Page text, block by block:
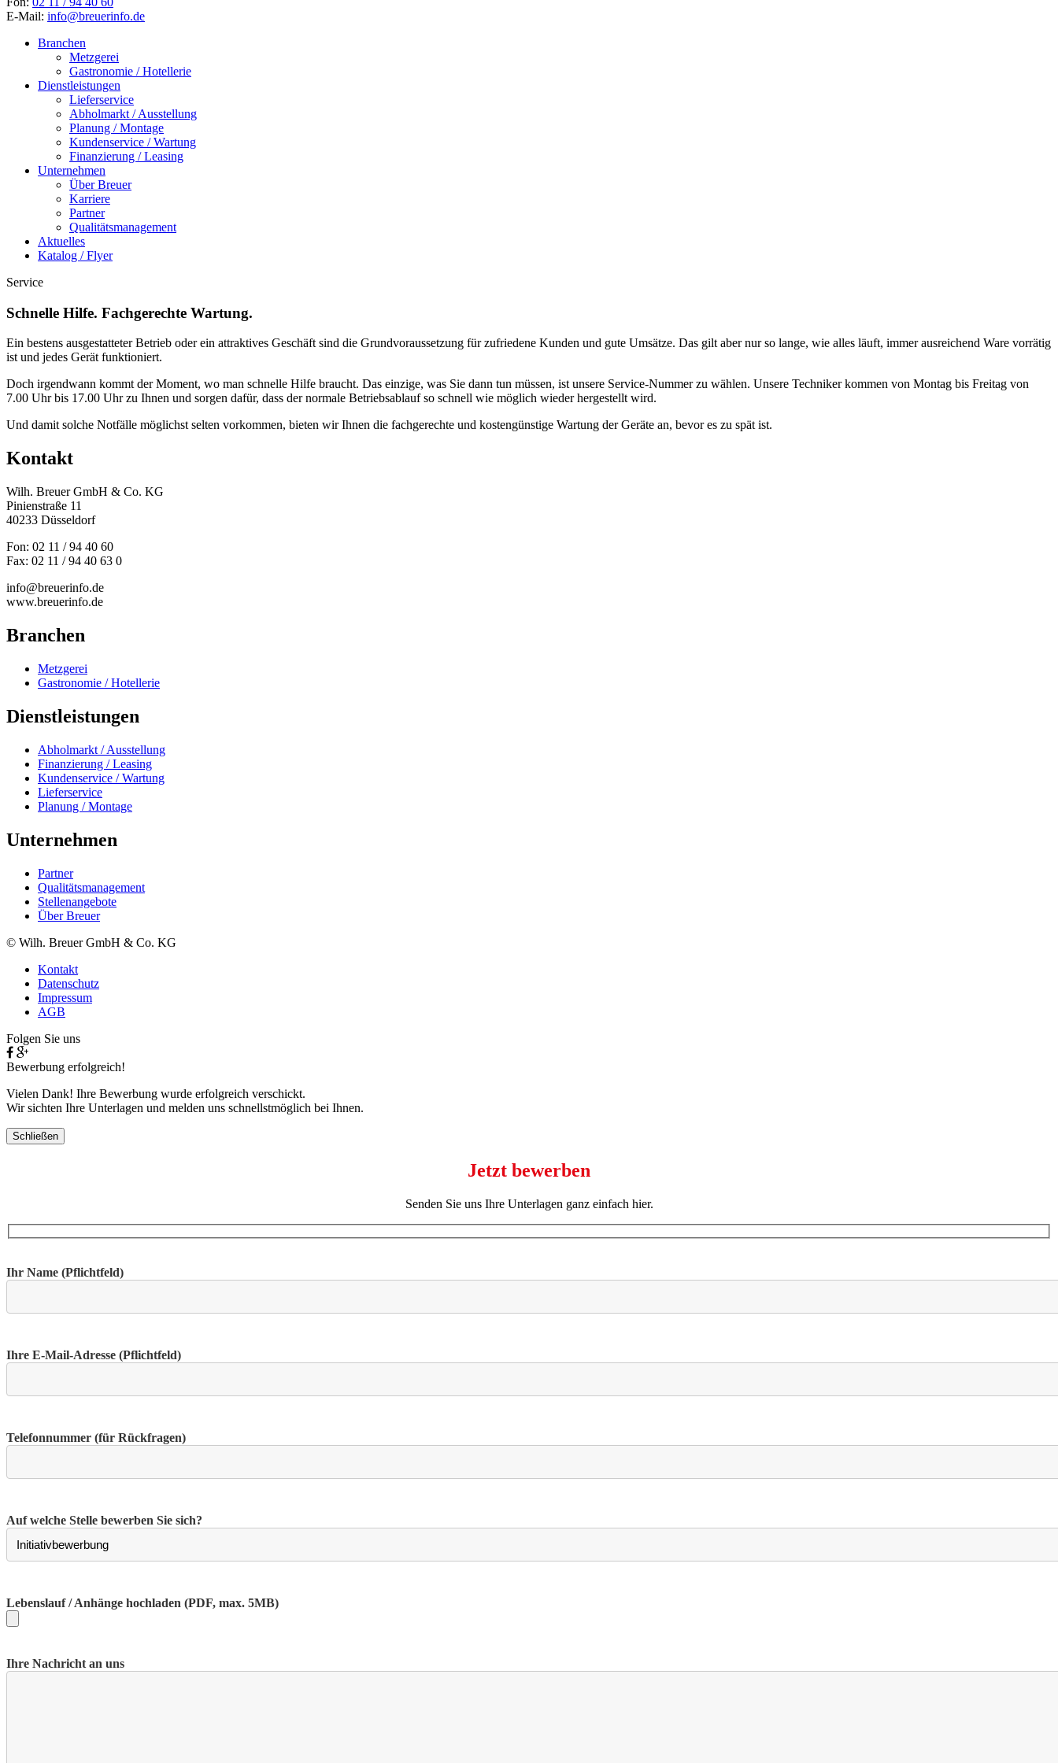
E-Mail: info@breuerinfo.de
Branchen
Metzgerei
Gastronomie / Hotellerie
Dienstleistungen
Lieferservice
Abholmarkt / Ausstellung
Planung / Montage
Kundenservice / Wartung
Finanzierung / Leasing
Unternehmen
Über Breuer
Karriere
Partner
Qualitätsmanagement
Aktuelles
Katalog / Flyer
Service
Schnelle Hilfe. Fachgerechte Wartung.
Ein bestens ausgestatteter Betrieb oder ein attraktives Geschäft sind die Grundvoraussetzung für zufriedene Kunden und gute Umsätze. Das gilt aber nur so lange, wie alles läuft, immer ausreichend Ware vorrätig
ist und jedes Gerät funktioniert.
Doch irgendwann kommt der Moment, wo man schnelle Hilfe braucht. Das einzige, was Sie dann tun müssen, ist unsere Service-Nummer zu wählen. Unsere Techniker kommen von Montag bis Freitag von
7.00 Uhr bis 17.00 Uhr zu Ihnen und sorgen dafür, dass der normale Betriebsablauf so schnell wie möglich wieder hergestellt wird.
Und damit solche Notfälle möglichst selten vorkommen, bieten wir Ihnen die fachgerechte und kostengünstige Wartung der Geräte an, bevor es zu spät ist.
Kontakt
Wilh. Breuer GmbH & Co. KG
Pinienstraße 11
40233 Düsseldorf
Fon: 02 11 / 94 40 60
Fax: 02 11 / 94 40 63 0
info@breuerinfo.de
www.breuerinfo.de
Branchen
Metzgerei
Gastronomie / Hotellerie
Dienstleistungen
Abholmarkt / Ausstellung
Finanzierung / Leasing
Kundenservice / Wartung
Lieferservice
Planung / Montage
Unternehmen
Partner
Qualitätsmanagement
Stellenangebote
Über Breuer
© Wilh. Breuer GmbH & Co. KG
Kontakt
Datenschutz
Impressum
AGB
Folgen Sie uns
Bewerbung erfolgreich!
Vielen Dank! Ihre Bewerbung wurde erfolgreich verschickt.
Wir sichten Ihre Unterlagen und melden uns schnellstmöglich bei Ihnen.
Schließen
Jetzt bewerben
Senden Sie uns Ihre Unterlagen ganz einfach hier.
Ihr Name (Pflichtfeld)
Ihre E-Mail-Adresse (Pflichtfeld)
Telefonnummer (für Rückfragen)
Auf welche Stelle bewerben Sie sich?
Lebenslauf / Anhänge hochladen (PDF, max. 5MB)
Ihre Nachricht an uns